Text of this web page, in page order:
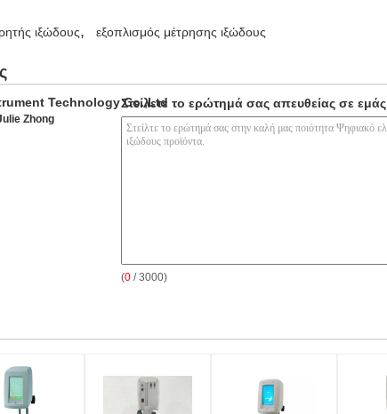
ιξώδους, εξοπλισμός μέτρησης ιξώδους
Technology Co.,Ltd
Zhong
Στείλετε το ερώτημά σας απευθείας σε εμάς
(0 / 3000)